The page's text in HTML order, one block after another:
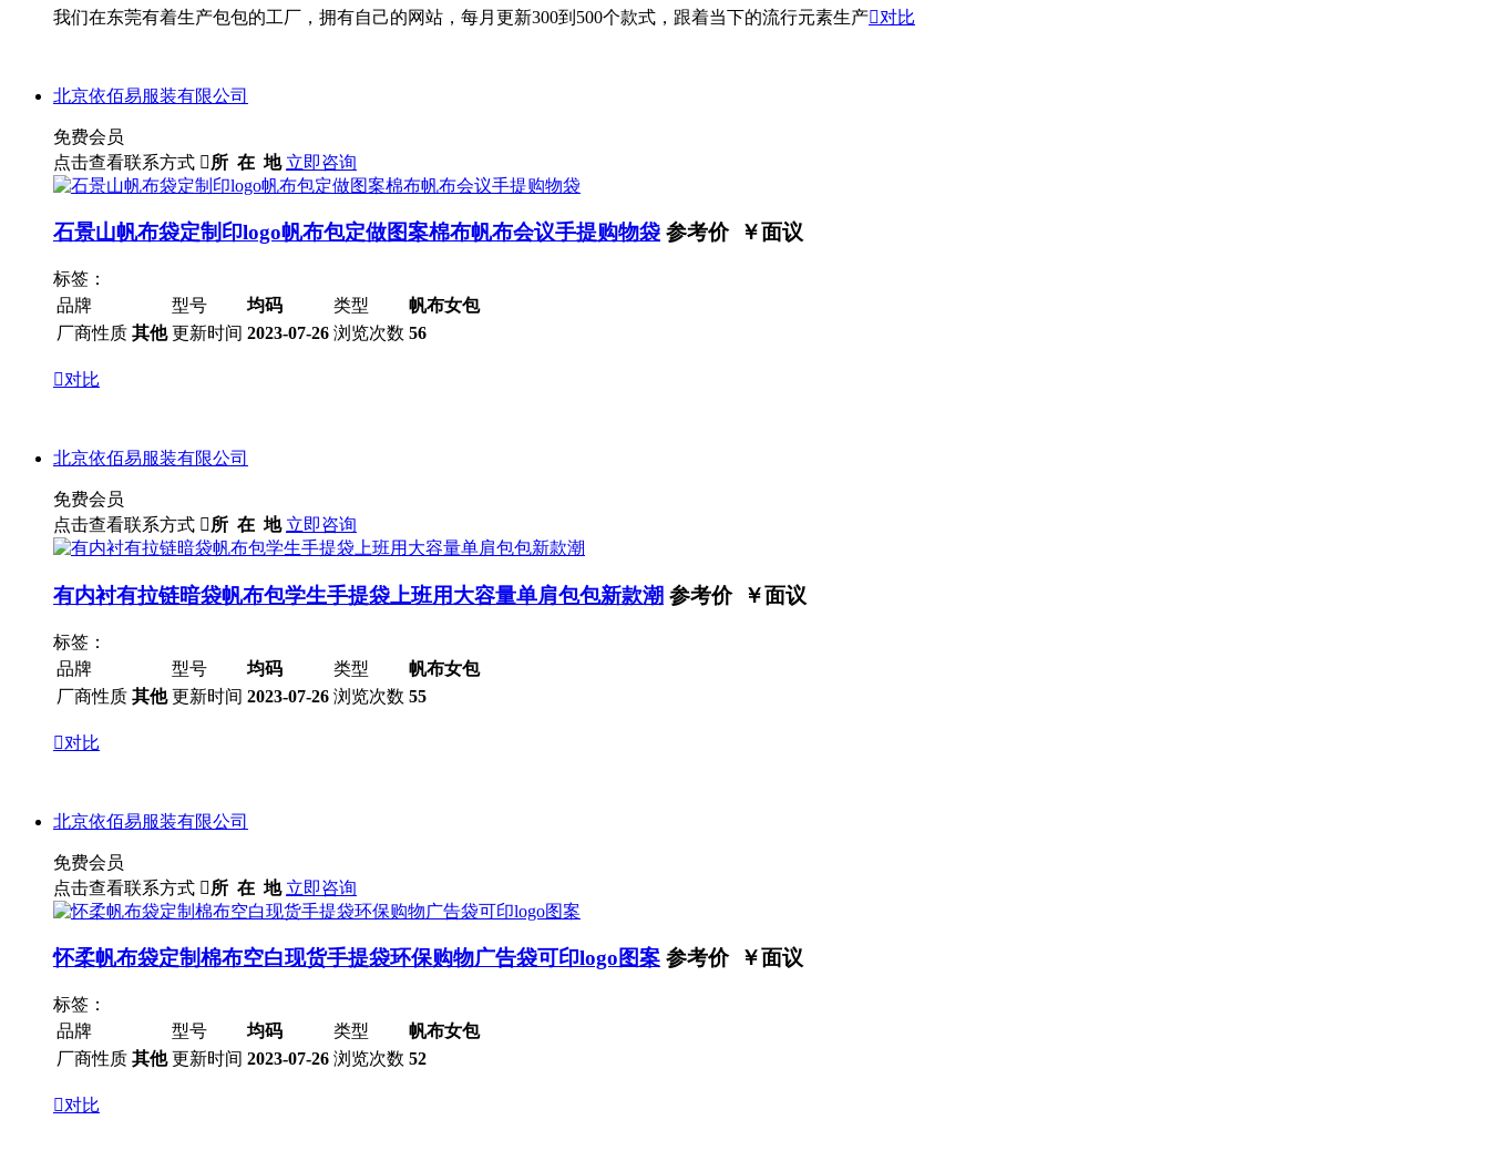
我们在东莞有着生产包包的工厂，拥有自己的网站，每月更新300到500个款式，跟着当下的流行元素生产对比
北京依佰易服装有限公司
免费会员
点击查看联系方式 所 在 地 立即咨询
石景山帆布袋定制印logo帆布包定做图案棉布帆布会议手提购物袋 参考价 ￥面议
标签：
品牌
型号 均码 类型
帆布女包
厂商性质 其他 更新时间 2023-07-26 浏览次数 56
对比
北京依佰易服装有限公司
免费会员
点击查看联系方式 所 在 地 立即咨询
有内衬有拉链暗袋帆布包学生手提袋上班用大容量单肩包包新款潮 参考价 ￥面议
标签：
品牌
型号 均码 类型
帆布女包
厂商性质 其他 更新时间 2023-07-26 浏览次数 55
对比
北京依佰易服装有限公司
免费会员
点击查看联系方式 所 在 地 立即咨询
怀柔帆布袋定制棉布空白现货手提袋环保购物广告袋可印logo图案 参考价 ￥面议
标签：
品牌
型号 均码 类型
帆布女包
厂商性质 其他 更新时间 2023-07-26 浏览次数 52
对比